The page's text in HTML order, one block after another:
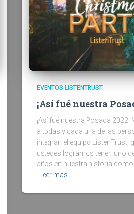
EVENTOS LISTENTRUST
¡Así fué nuestra
¡Así fué nuestra Posada 2022!
a todas y cada una de las
integran el equipo ListenTrust,
ustedes logramos tener ¡uno
años en nuestra historia
Leer más…